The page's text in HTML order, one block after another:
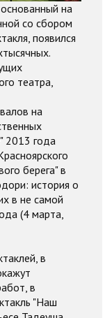
на
со сбором
появился
театра,
на
2013 года
берега" в
история о
в не самой
(4 марта,
в
в
"Наш